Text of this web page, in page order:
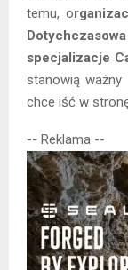
temu, o
specjalizacje
stanowią
chce iść w
-- Reklama --